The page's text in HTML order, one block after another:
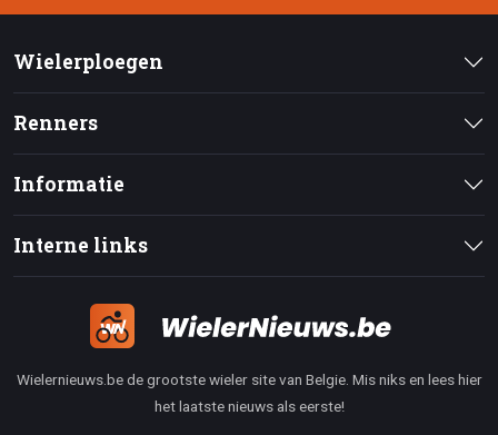
Wielerploegen
Renners
Informatie
Interne links
Wielernieuws.be de grootste wieler site van Belgie. Mis niks en lees hier
het laatste nieuws als eerste!